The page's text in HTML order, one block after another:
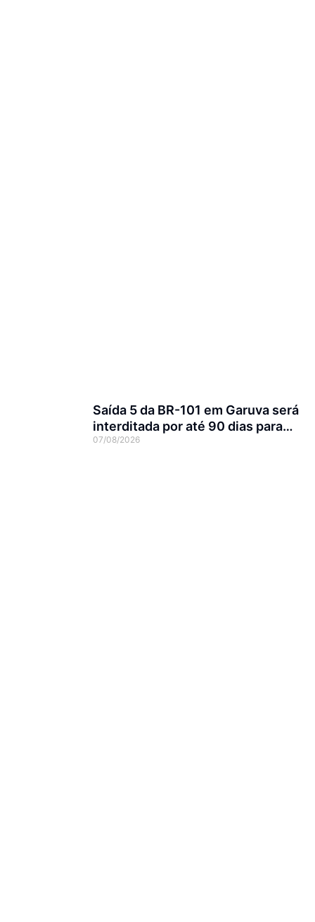
Saída 5 da BR-101 em Garuva será
interditada por até 90 dias para
obras
07/08/2026